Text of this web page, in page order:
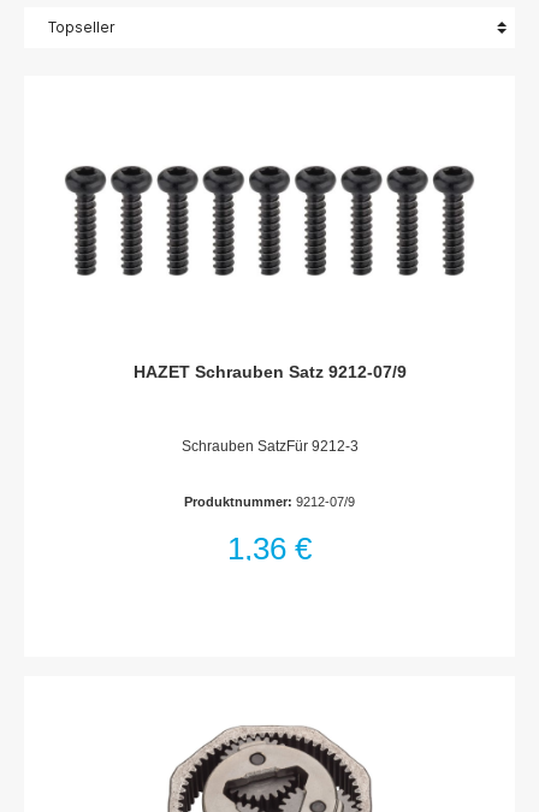
HAZET Schrauben Satz 9212-07/9
Schrauben SatzFür 9212-3
Produktnummer: 9212-07/9
1,36 €